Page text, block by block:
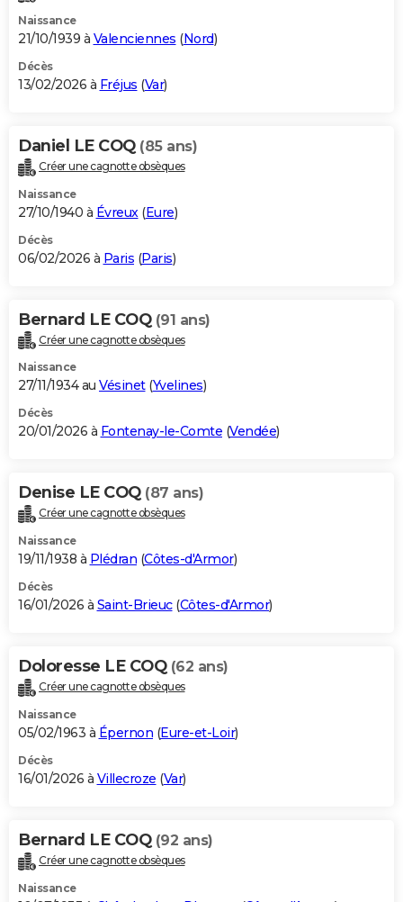
Naissance
21/10/1939 à Valenciennes (Nord)
Décès
13/02/2026 à Fréjus (Var)
Daniel LE COQ (85 ans)
Créer une cagnotte obsèques
Naissance
27/10/1940 à Évreux (Eure)
Décès
06/02/2026 à Paris (Paris)
Bernard LE COQ (91 ans)
Créer une cagnotte obsèques
Naissance
27/11/1934 au Vésinet(Yvelines)
Décès
20/01/2026 à Fontenay-le-Comte (Vendée)
Denise LE COQ (87 ans)
Créer une cagnotte obsèques
Naissance
19/11/1938 à Plédran (Côtes-d'Armor)
Décès
16/01/2026 à Saint-Brieuc(Côtes-d'Armor)
Doloresse LE COQ (62 ans)
Créer une cagnotte obsèques
Naissance
05/02/1963 à Épernon (Eure-et-Loir)
Décès
16/01/2026 à Villecroze (Var)
Bernard LE COQ (92 ans)
Créer une cagnotte obsèques
Naissance